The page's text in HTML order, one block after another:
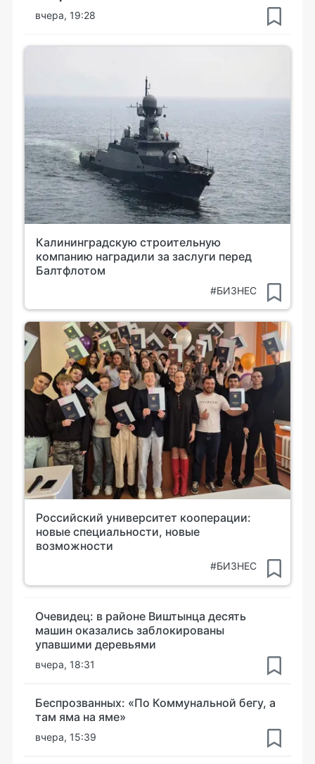
вчера, 19:28
Калининградскую строительную
компанию наградили за заслуги перед
Балтфлотом
#БИЗНЕС
Российский университет кооперации:
новые специальности, новые
возможности
#БИЗНЕС
Очевидец: в районе Виштынца десять
машин оказались заблокированы
упавшими деревьями
вчера, 18:31
Беспрозванных: «По Коммунальной бегу, а
там яма на яме»
вчера, 15:39